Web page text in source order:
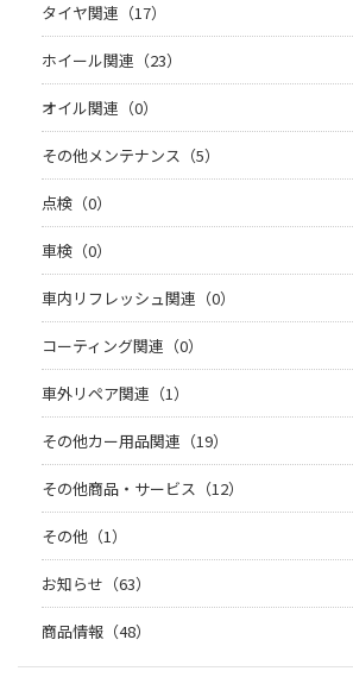
タイヤ関連（17）
ホイール関連（23）
オイル関連（0）
その他メンテナンス（5）
点検（0）
車検（0）
車内リフレッシュ関連（0）
コーティング関連（0）
車外リペア関連（1）
その他カー用品関連（19）
その他商品・サービス（12）
その他（1）
お知らせ（63）
商品情報（48）